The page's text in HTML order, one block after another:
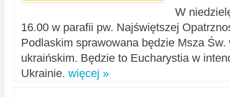
W
16.00 w parafii pw. Najświętszej
Podlaskim sprawowana będzie Msza Św.
ukraińskim. Będzie to Eucharystia w
Ukrainie. więcej »